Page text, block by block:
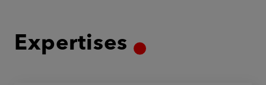
Expertises